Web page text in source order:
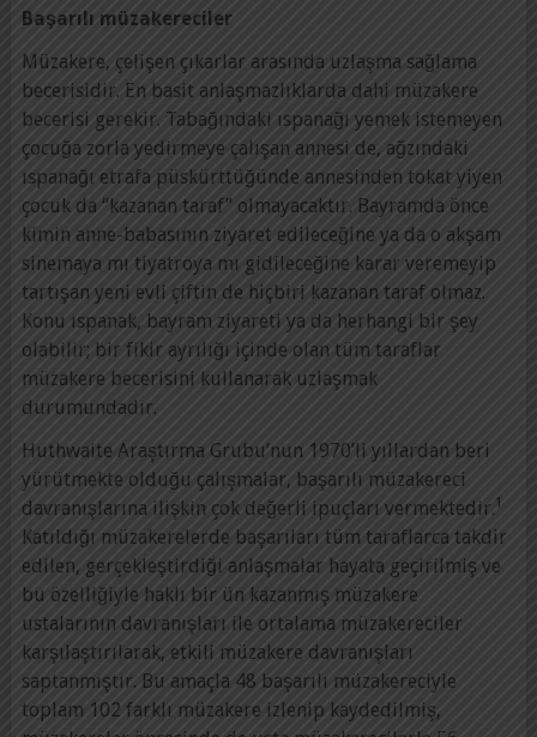
Başarılı müzakereciler
Müzakere, çelişen çıkarlar arasında uzlaşma sağlama
becerisidir. En basit anlaşmazlıklarda dahi müzakere
becerisi gerekir. Tabağındaki ıspanağı yemek istemeyen
çocuğa zorla yedirmeye çalışan annesi de, ağzındaki
ıspanağı etrafa püskürttüğünde annesinden tokat yiyen
çocuk da “kazanan taraf” olmayacaktır. Bayramda önce
kimin anne-babasının ziyaret edileceğine ya da o akşam
sinemaya mı tiyatroya mı gidileceğine karar veremeyip
tartışan yeni evli çiftin de hiçbiri kazanan taraf olmaz.
Konu ıspanak, bayram ziyareti ya da herhangi bir şey
olabilir; bir fikir ayrılığı içinde olan tüm taraflar
müzakere becerisini kullanarak uzlaşmak
durumundadır.
Huthwaite Araştırma Grubu’nun 1970’li yıllardan beri
yürütmekte olduğu çalışmalar, başarılı müzakereci
davranışlarına ilişkin çok değerli ipuçları vermektedir.1
Katıldığı müzakerelerde başarıları tüm taraflarca takdir
edilen, gerçekleştirdiği anlaşmalar hayata geçirilmiş ve
bu özelliğiyle haklı bir ün kazanmış müzakere
ustalarının davranışları ile ortalama müzakereciler
karşılaştırılarak, etkili müzakere davranışları
saptanmıştır. Bu amaçla 48 başarılı müzakereciyle
toplam 102 farklı müzakere izlenip kaydedilmiş,